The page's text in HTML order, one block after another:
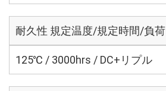
耐久性 規定温度/規定時間/負荷
125℃ / 3000hrs / DC+リプル